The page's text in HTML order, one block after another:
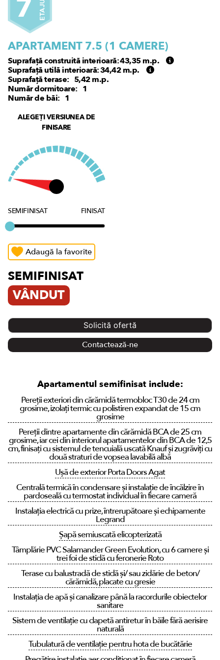
7 ETAJUL
APARTAMENT 7.5 (1 CAMERE)
Suprafață construită interioară:43,35m.p.
Suprafață utilă interioară:34,42m.p.
Suprafață terase: 5,42m.p.
Număr dormitoare: 1
Număr de băi: 1
ALEGEȚI VERSIUNEA DE
FINISARE
SEMIFINISAT FINISAT
Adaugă la favorite
SEMIFINISAT
VÂNDUT
Solicită ofertă
Contactează-ne
Apartamentul semifinisat include:
Pereții exteriori din cărămidă termobloc T30 de 24 cm
grosime, izolați termic cu polistiren expandat de 15 cm
grosime
Pereții dintre apartamente din cărămidă BCA de 25 cm
grosime, iar cei din interiorul apartamentelor din BCA de 12,5
cm, finisați cu sistemul de tencuială uscată Knauf și zugrăviți cu
două straturi de vopsea lavabilă albă
Ușă de exterior Porta Doors Agat
Centrală termică în condensare și instalație de încălzire în
pardoseală cu termostat individual în fiecare cameră
Instalația electrică cu prize, întrerupătoare și echipamente
Legrand
Șapă semiuscată elicopterizată
Tâmplărie PVC Salamander Green Evolution, cu 6 camere și
trei foi de sticlă cu feronerie Roto
Terase cu balustradă de sticlă și/ sau zidărie de beton/
cărămidă, placate cu gresie
Instalația de apă și canalizare până la racordurile obiectelor
sanitare
Sistem de ventilație cu clapetă antiretur în băile fără aerisire
naturală
Tubulatură de ventilație pentru hota de bucătărie